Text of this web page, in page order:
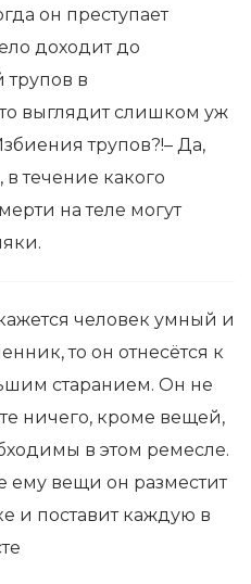
он преступает
доходит до
трупов в
выглядит слишком уж
трупов?!– Да,
течение какого
на теле могут
человек умный и
то он отнесётся к
старанием. Он не
ничего, кроме вещей,
в этом ремесле.
ему вещи он разместит
и поставит каждую в